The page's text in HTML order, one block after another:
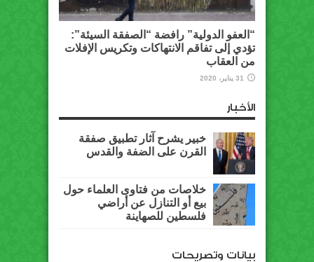
“العفو الدولية” رافضة “الصفقة السيئة”:
تؤدي إلى تفاقم الانتهاكات وتكريس الإفلات
من العقاب
31 يناير، 2020
الأخبار
خبير يشرح آثار تطبيق صفقة
القرن على الضفة والقدس
خلاصات من فتاوى العلماء حول
بيع أو التنازل عن أراضي
فلسطين للصهاينة
بيانات وتصريحات